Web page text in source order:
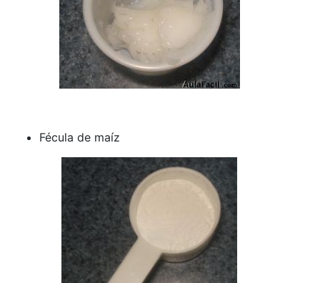
Fécula de maíz